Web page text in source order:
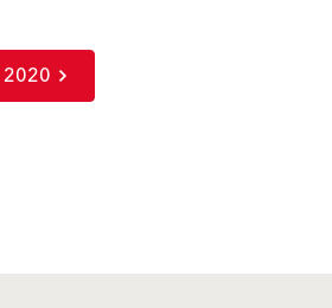
2020